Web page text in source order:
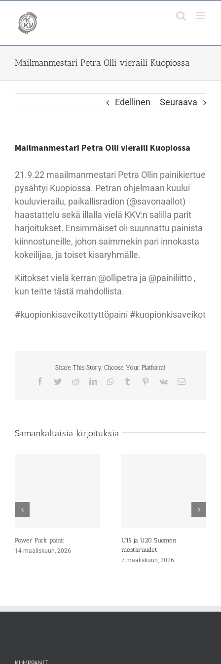
content
Mailmanmestari Petra Olli vieraili Kuopiossa
Edellinen Seuraava
Mailmanmestari Petra Olli vieraili Kuopiossa
21.9.22 maailmanmestari Petra Ollin painikiertue
pysähtyi Kuopiossa. Petran ohjelmaan kuului
kouluvierailu, paikallisradion (@savonaallot)
haastattelu sekä illalla vielä KKV:n salilla parit
harjoitukset. Ensimmäiset oli suunnattu painista
kiinnostuneille, johon saimmekin pari innokasta
kokeilijaa, ja toiset kisaryhmälle.
Kiitokset vielä kerran @ollipetra ja @painiliitto ,
kun teitte tästä mahdollista.
#kuopionkisaveikottyttöpaini #kuopionkisaveikot
Share This Story, Choose Your Platform!
Facebook
TwitterRedditLinkedInWhatsApp
Tumblr Pinterest
Vk Sähköposti
Samankaltaisia kirjoituksia
Power Park painit
14 maaliskuun, 2026
U15 ja U20 Suomen
mestaruudet
7 maaliskuun, 2026